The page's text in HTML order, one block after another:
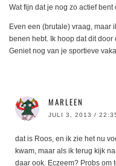
Wat fijn dat je nog zo actief bent
Even een (brutale) vraag, maar
benen hebt. Ik hoop dat dit door
Geniet nog van je sportieve
MARLEEN
JULI 3, 2013 /
dat is Roos, en ik zie het nu
kwam, maar als ik terug kijk
daar ook. Eczeem? Probs om